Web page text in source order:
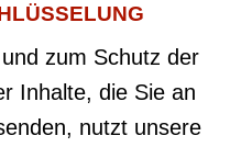
zum Schutz der
Inhalte, die Sie an
nutzt unsere